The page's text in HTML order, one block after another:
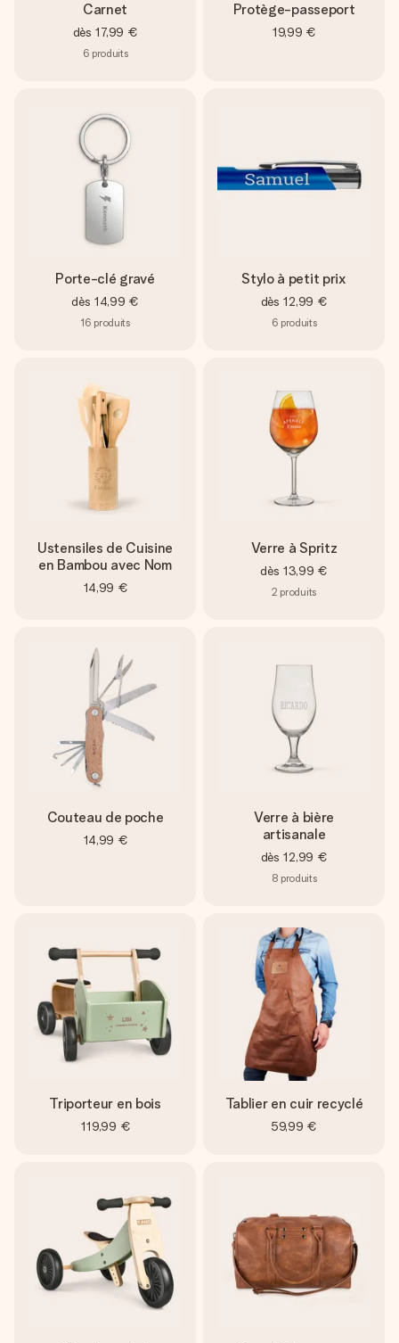
Carnet
dès 17,99 €
6 produits
Protège-passeport
19,99 €
Porte-clé gravé
dès 14,99 €
16 produits
Stylo à petit prix
dès 12,99 €
6 produits
Ustensiles de Cuisine
en Bambou avec Nom
14,99 €
Verre à Spritz
dès 13,99 €
2 produits
Couteau de poche
14,99 €
Verre à bière
artisanale
dès 12,99 €
8 produits
Triporteur en bois
119,99 €
Tablier en cuir recyclé
59,99 €